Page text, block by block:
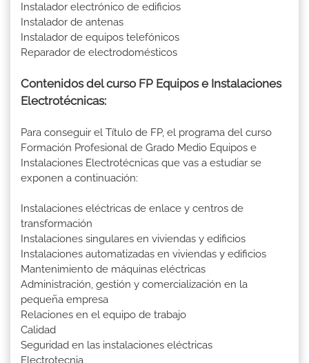
Instalador electrónico de edificios
Instalador de antenas
Instalador de equipos telefónicos
Reparador de electrodomésticos
Contenidos del curso FP Equipos e Instalaciones
Electrotécnicas:
Para conseguir el Título de FP, el programa del curso
Formación Profesional de Grado Medio Equipos e
Instalaciones Electrotécnicas que vas a estudiar se
exponen a continuación:
Instalaciones eléctricas de enlace y centros de
transformación
Instalaciones singulares en viviendas y edificios
Instalaciones automatizadas en viviendas y edificios
Mantenimiento de máquinas eléctricas
Administración, gestión y comercialización en la
pequeña empresa
Relaciones en el equipo de trabajo
Calidad
Seguridad en las instalaciones eléctricas